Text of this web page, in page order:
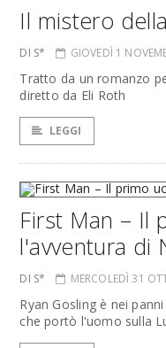
Il mistero
DI S* GIOVEDÌ 1
Tratto da un romanzo
diretto da Eli Roth
LEGGI
First Man – Il
l'avventura di
DI S* MERCOLEDÌ 31
Ryan Gosling è nei
che portò l'uomo sulla